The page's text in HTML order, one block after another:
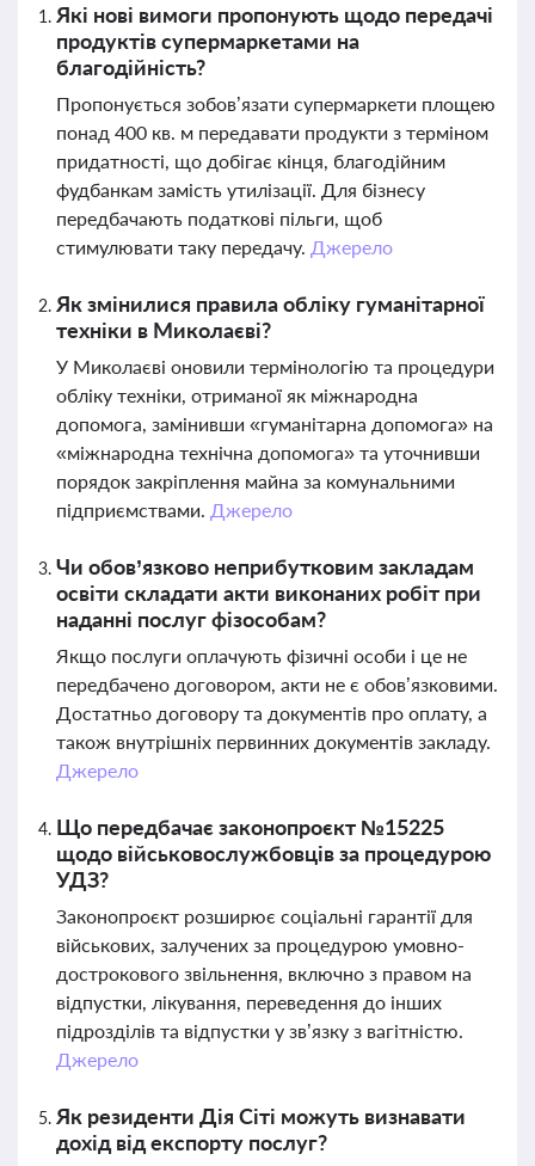
Які нові вимоги пропонують щодо передачі
продуктів супермаркетами на
благодійність?
Пропонується зобов’язати супермаркети площею
понад 400 кв. м передавати продукти з терміном
придатності, що добігає кінця, благодійним
фудбанкам замість утилізації. Для бізнесу
передбачають податкові пільги, щоб
стимулювати таку передачу. Джерело
Як змінилися правила обліку гуманітарної
техніки в Миколаєві?
У Миколаєві оновили термінологію та процедури
обліку техніки, отриманої як міжнародна
допомога, замінивши «гуманітарна допомога» на
«міжнародна технічна допомога» та уточнивши
порядок закріплення майна за комунальними
підприємствами. Джерело
Чи обов’язково неприбутковим закладам
освіти складати акти виконаних робіт при
наданні послуг фізособам?
Якщо послуги оплачують фізичні особи і це не
передбачено договором, акти не є обов’язковими.
Достатньо договору та документів про оплату, а
також внутрішніх первинних документів закладу.
Джерело
Що передбачає законопроєкт №15225
щодо військовослужбовців за процедурою
УДЗ?
Законопроєкт розширює соціальні гарантії для
військових, залучених за процедурою умовно-
дострокового звільнення, включно з правом на
відпустки, лікування, переведення до інших
підрозділів та відпустки у зв’язку з вагітністю.
Джерело
Як резиденти Дія Сіті можуть визнавати
дохід від експорту послуг?